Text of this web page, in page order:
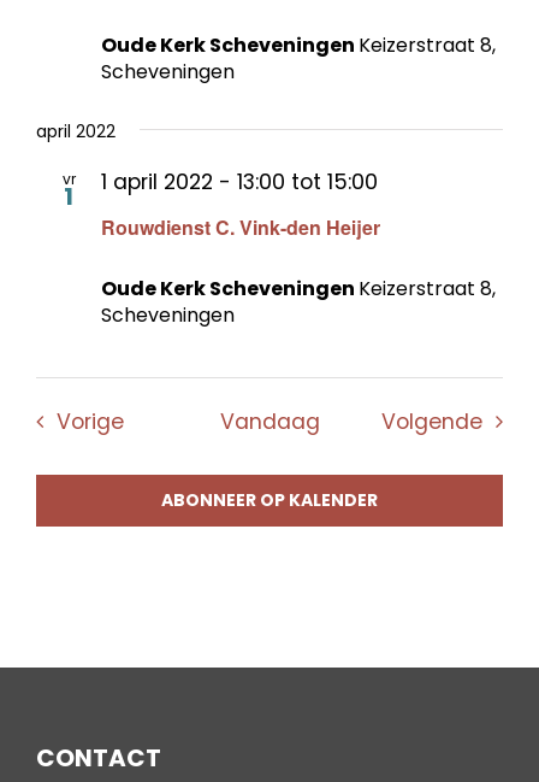
Oude Kerk Scheveningen Keizerstraat 8,
Scheveningen
april 2022
vr
1
Rouwdienst C. Vink-den Heijer
1 april 2022 - 13:00 tot 15:00
Oude Kerk Scheveningen Keizerstraat 8,
Scheveningen
VorigeEvenementenVandaag Volgende
ABONNEER OP KALENDER
CONTACT